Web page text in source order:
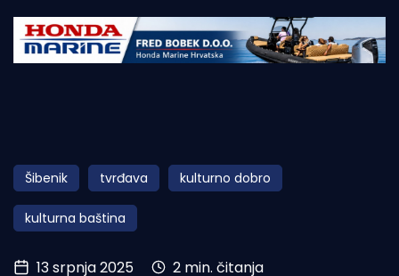
Početna
Obala
Otoci
Turizam i nautika
Pomorstvo
Šibenik tvrđava kulturno dobro
kulturna baština
13 srpnja 2025 2 min. čitanja